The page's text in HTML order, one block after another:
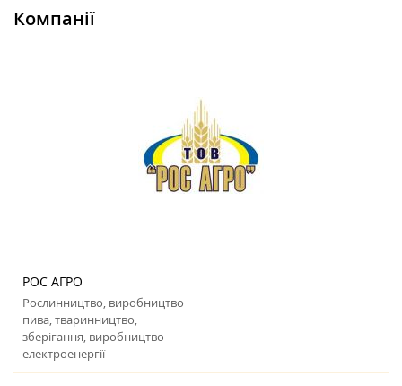
Компанії
РОС АГРО
Рослинництво, виробництво
пива, тваринництво,
зберігання, виробництво
електроенергії